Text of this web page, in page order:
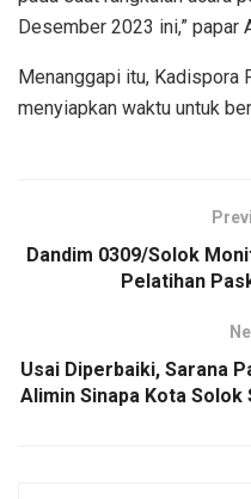
Desember 2023 ini,” papar
Menanggapi itu, Kadispora
menyiapkan waktu untuk
Dandim 0309/Solok
Pelatihan
Usai Diperbaiki, Sarana
Alimin Sinapa Kota Solok